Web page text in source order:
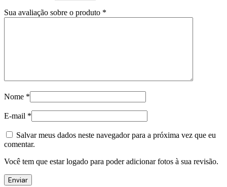
Sua avaliação sobre o produto *
Nome *
E-mail *
Salvar meus dados neste navegador para a próxima vez que eu
comentar.
Você tem que estar logado para poder adicionar fotos à sua revisão.